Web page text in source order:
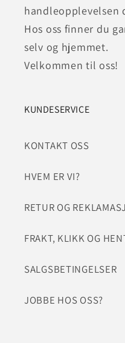
handleopplevelsen
Hos oss finner du
selv og hjemmet.
Velkommen til oss!
KUNDESERVICE
KONTAKT OSS
HVEM ER VI?
RETUR OG
FRAKT, KLIKK OG
SALGSBETINGELSER
JOBBE HOS OSS?